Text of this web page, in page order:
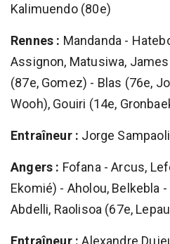
Kalimuendo (80e)
Rennes : Mandanda -
Assignon, Matusiwa, James
(87e, Gomez) - Blas (76e,
Wooh), Gouiri (14e,
Entraîneur : Jorge
Angers : Fofana - Arcus,
Ekomié) - Aholou, Belkebla
Abdelli, Raolisoa (67e,
Entraîneur : Alexandre